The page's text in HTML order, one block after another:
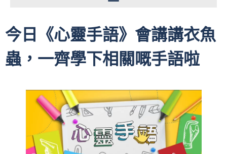
今日《心靈手語》會講講衣魚
蟲，一齊學下相關嘅手語啦